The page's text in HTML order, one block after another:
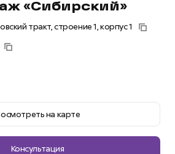
«Сибирский»
тракт, строение 1, корпус 1
на карте
Консультация